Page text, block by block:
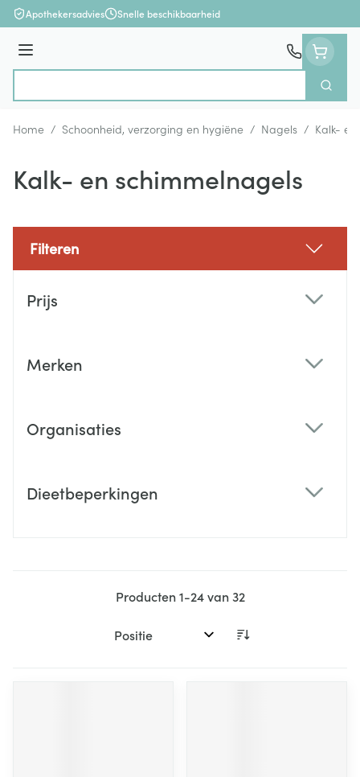
Ga naar de inhoud
Apothekersadvies Snelle beschikbaarheid
Menu
Zoek
Home / Schoonheid, verzorging en hygiëne / Nagels / Kalk-
Kalk- en schimmelnagels
Filteren
Prijs
Merken
Organisaties
Dieetbeperkingen
Producten1-24van32
Sorteer op: